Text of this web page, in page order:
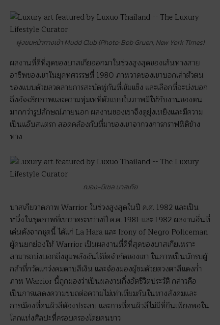
ฝูงชนหน้าทางเข้า Mudd Club (Photo: Bob Gruen, New York Times)
ผลงานที่ดีที่สุดของบาสเกียออกมาในช่วงสูงสุดของเส้นทางสาย
อาชีพของเขาในยุคทศวรรษที่ 1980 ภาพวาดของเขาบอกเล่าตัวตน
ของแบบด้วยลวดลายการสะบัดพู่กันที่เข้มแข็ง และเลือกที่จะบ่งบอก
ถึงอัจฉริยภาพและความทุ่มเทที่ตัวแบบในภาพมีให้กับงานของตน
มากกว่ารูปลักษณ์ภายนอก ผลงานของเขาจึงดูยุ่งเหยิงและมีความ
เป็นแอ๊บสแตรก สอดคล้องกับที่มาของเขาจากวงการกราฟฟิติข้าง
ทาง
ฌอง-มิเชล บาสเกีย
บาสเกียวาดภาพ Warrior ในช่วงสูงสุดในปี ค.ศ. 1982 และเป็น
หนึ่งในชุดภาพที่เขาวาดระหว่างปี ค.ศ. 1981 และ 1982 ผลงานอื่นที่
เด่นดังจากชุดนี้ ได้แก่ La Hara และ Irony of Negro Policeman
ผู้คนยกย่องให้ Warrior เป็นผลงานที่ดีที่สุดของบาสเกียเพราะ
สามารถบ่งบอกถึงขุมพลังอันไร้ขีดจำกัดของเขา ในภาพเป็นนักรบผู้
กล้าที่กวัดแกว่งคมดาบสีเงิน และจ้องมองผู้ชมด้วยดวงตาสีแดงก่ำ
ภาพ Warrior นี้ถูกมองว่าเป็นผลงานกึ่งอัตชีวิตประวัติ กล่าวคือ
เป็นการแสดงความขบถต่อความไม่เท่าเทียมกันในทางสังคมและ
การเมืองที่คนผิวสีต้องประสบ และการที่คนผิวสีไม่มีที่ยืนเพียงพอใน
โลกแห่งศิลปะที่ครอบครองโดยคนขาว